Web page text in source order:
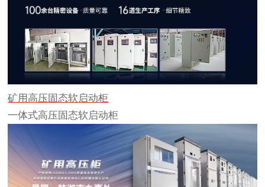
矿用高压固态软启动柜
一体式高压固态软启动柜